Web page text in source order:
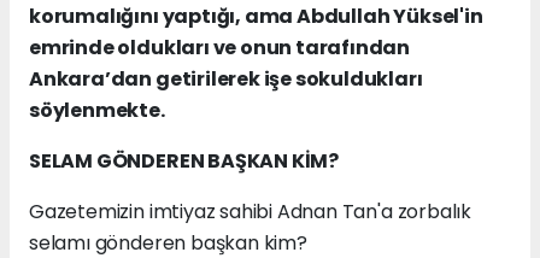
korumalığını yaptığı, ama Abdullah Yüksel'in
emrinde oldukları ve onun tarafından
Ankara’dan getirilerek işe sokuldukları
söylenmekte.
SELAM GÖNDEREN BAŞKAN KİM?
Gazetemizin imtiyaz sahibi Adnan Tan'a zorbalık
selamı gönderen başkan kim?